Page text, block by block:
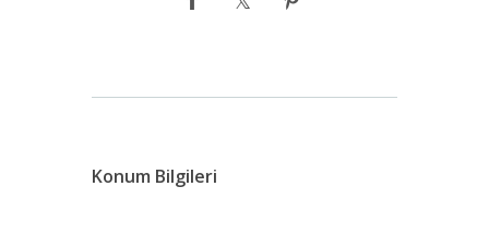
Konum Bilgileri